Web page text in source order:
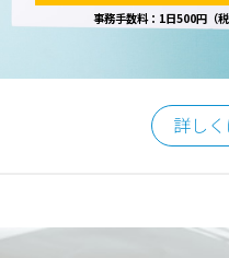
当社の「個人情報の取扱い
クロムオート
〒002-0865 札幌市北区屯
TEL／011-790-7766FAX／
E-mail：
事務手数料：1日500円（
詳し